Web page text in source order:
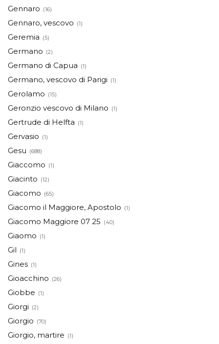
Gennaro (16)
Gennaro, vescovo (1)
Geremia (5)
Germano (2)
Germano di Capua (1)
Germano, vescovo di Parigi (1)
Gerolamo (15)
Geronzio vescovo di Milano (1)
Gertrude di Helfta (1)
Gervasio (1)
Gesu (688)
Giaccomo (1)
Giacinto (12)
Giacomo (65)
Giacomo il Maggiore, Apostolo (1)
Giacomo Maggiore 07 25 (40)
Giaomo (1)
Gil (1)
Gines (1)
Gioacchino (26)
Giobbe (1)
Giorgi (2)
Giorgio (70)
Giorgio, martire (1)